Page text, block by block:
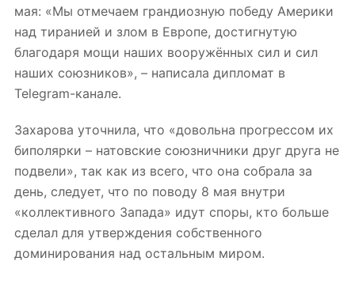
мая: «Мы отмечаем грандиозную победу Америки
над тиранией и злом в Европе, достигнутую
благодаря мощи наших вооружённых сил и сил
наших союзников», – написала дипломат в
Telegram-канале.
Захарова уточнила, что «довольна прогрессом их
биполярки – натовские союзничники друг друга не
подвели», так как из всего, что она собрала за
день, следует, что по поводу 8 мая внутри
«коллективного Запада» идут споры, кто больше
сделал для утверждения собственного
доминирования над остальным миром.